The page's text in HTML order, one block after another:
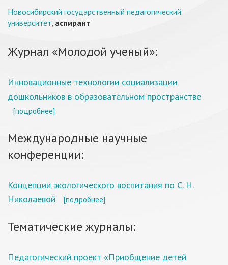
Новосибирский государственный педагогический
университет, аспирант
Журнал «Молодой ученый»:
Инновационные технологии социализации
дошкольников в образовательном пространстве
[подробнее]
Международные научные
конференции:
Концепции экологического воспитания по С. Н.
Николаевой
[подробнее]
Тематические журналы:
Педагогический проект «Приобщение детей